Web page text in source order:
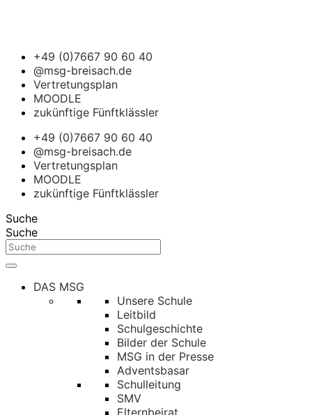
+49 (0)7667 90 60 40
@msg-breisach.de
Vertretungsplan
MOODLE
zukünftige Fünftklässler
+49 (0)7667 90 60 40
@msg-breisach.de
Vertretungsplan
MOODLE
zukünftige Fünftklässler
Suche
Suche
DAS MSG
Unsere Schule
Leitbild
Schulgeschichte
Bilder der Schule
MSG in der Presse
Adventsbasar
Schulleitung
SMV
Elternbeirat